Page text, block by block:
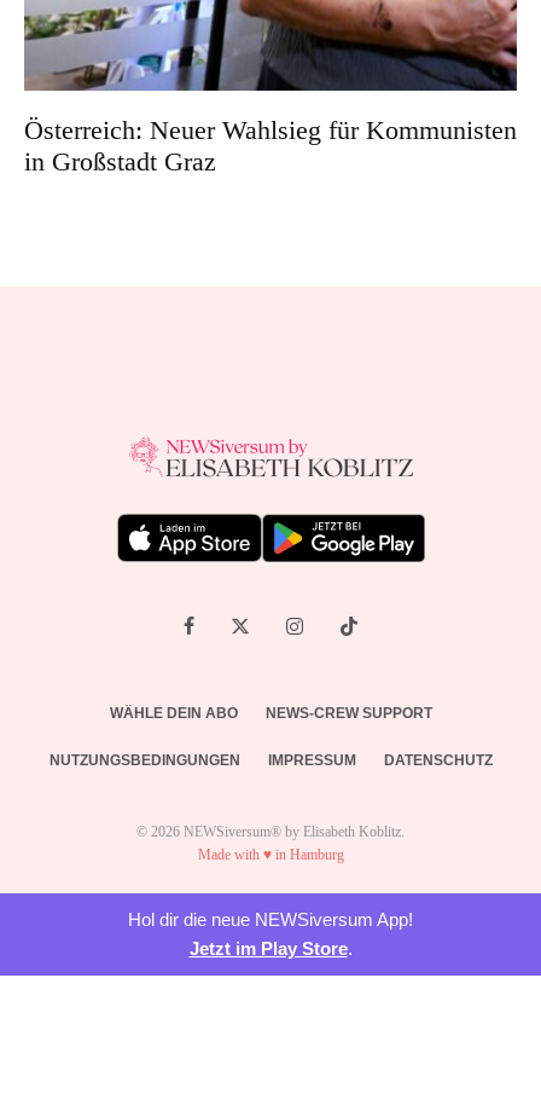
Österreich: Neuer Wahlsieg für Kommunisten
in Großstadt Graz
WÄHLE DEIN ABO NEWS-CREW SUPPORT
NUTZUNGSBEDINGUNGEN IMPRESSUM DATENSCHUTZ
© 2026 NEWSiversum® by Elisabeth Koblitz.
Made with ♥ in Hamburg
Hol dir die neue NEWSiversum App!
Jetzt im Play Store.